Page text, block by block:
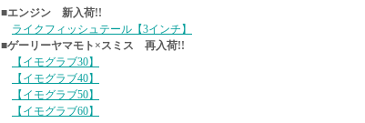
■エンジン 新入荷!!
ライクフィッシュテール【3インチ】
■ゲーリーヤマモト×スミス 再入荷!!
【イモグラブ30】
【イモグラブ40】
【イモグラブ50】
【イモグラブ60】